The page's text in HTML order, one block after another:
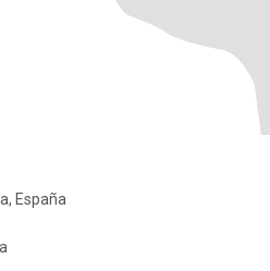
España